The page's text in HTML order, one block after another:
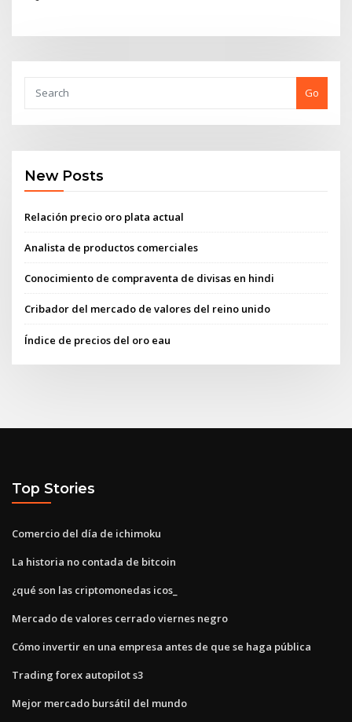
Go
New Posts
Relación precio oro plata actual
Analista de productos comerciales
Conocimiento de compraventa de divisas en hindi
Cribador del mercado de valores del reino unido
Índice de precios del oro eau
Top Stories
Comercio del día de ichimoku
La historia no contada de bitcoin
¿qué son las criptomonedas icos_
Mercado de valores cerrado viernes negro
Cómo invertir en una empresa antes de que se haga pública
Trading forex autopilot s3
Mejor mercado bursátil del mundo